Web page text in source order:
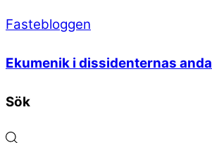
Fastebloggen
Ekumenik i dissidenternas anda
Sök